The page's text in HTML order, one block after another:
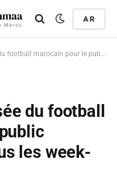
AR
pour le public exclusivement tous les week-ends
du football
les week-